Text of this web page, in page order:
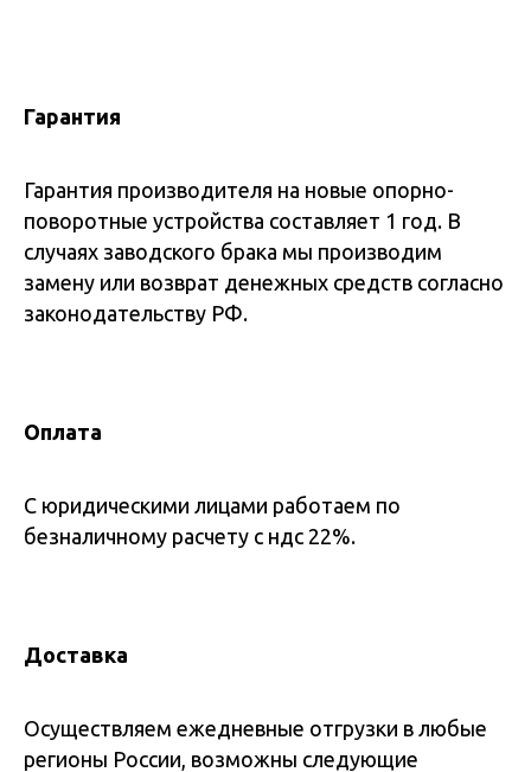
Гарантия
Гарантия производителя на новые опорно-
поворотные устройства составляет 1 год. В
случаях заводского брака мы производим
замену или возврат денежных средств согласно
законодательству РФ.
Оплата
С юридическими лицами работаем по
безналичному расчету с ндс 22%.
Доставка
Осуществляем ежедневные отгрузки в любые
регионы России, возможны следующие